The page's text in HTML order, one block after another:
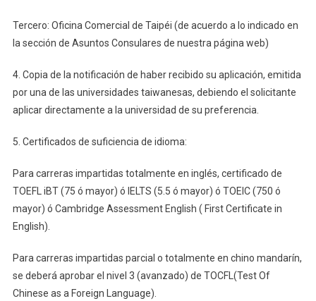
Tercero: Oficina Comercial de Taipéi (de acuerdo a lo indicado en
la sección de Asuntos Consulares de nuestra página web)
4. Copia de la notificación de haber recibido su aplicación, emitida
por una de las universidades taiwanesas, debiendo el solicitante
aplicar directamente a la universidad de su preferencia.
5. Certificados de suficiencia de idioma:
Para carreras impartidas totalmente en inglés, certificado de
TOEFL iBT (75 ó mayor) ó IELTS (5.5 ó mayor) ó TOEIC (750 ó
mayor) ó Cambridge Assessment English ( First Certificate in
English).
Para carreras impartidas parcial o totalmente en chino mandarín,
se deberá aprobar el nivel 3 (avanzado) de TOCFL(Test Of
Chinese as a Foreign Language).